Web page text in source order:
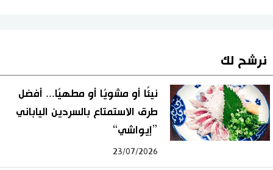
نرشح لك
نيئًا أو مشويًا أو مطهيًا... أفضل
طرق الاستمتاع بالسردين الياباني
”إيواشي“
23/07/2026